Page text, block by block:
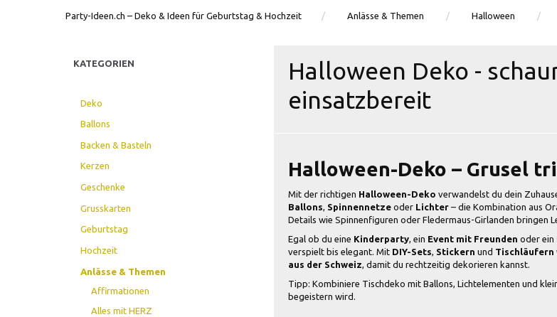
Party-Ideen.ch – Deko & Ideen für Geburtstag & Hochzeit Anlässe & Themen Halloween
KATEGORIEN
Deko
Ballons
Backen & Basteln
Kerzen
Geschenke
Grusskarten
Geburtstag
Hochzeit
Anlässe & Themen
Affirmationen
Alles mit HERZ
Halloween Deko -
einsatzbereit
Halloween-Deko – Grusel
Mit der richtigen Halloween-Deko verwandelst du dein
Ballons Spinnennetzeoder Lichter– die Kombination aus
Details wie Spinnenfiguren oder Fledermaus-Girlanden bringen
Egal ob du eine Kinderparty, ein Event mit Freunden oder ein
verspielt bis elegant. Mit DIY-Sets Stickern und Tischläufern
aus der Schweiz , damit du rechtzeitig dekorieren kannst.
Tipp: Kombiniere Tischdeko mit Ballons, Lichtelementen und
begeistern wird.